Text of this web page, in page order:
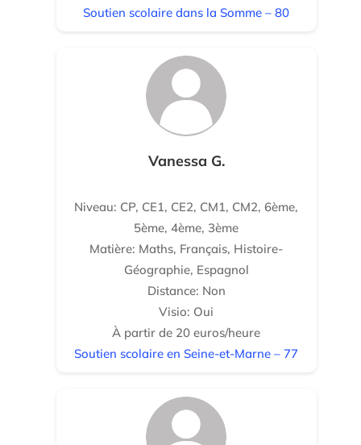
Soutien scolaire dans la Somme – 80
Vanessa G.
Niveau: CP, CE1, CE2, CM1, CM2, 6ème,
5ème, 4ème, 3ème
Matière: Maths, Français, Histoire-
Géographie, Espagnol
Distance: Non
Visio: Oui
À partir de 20 euros/heure
Soutien scolaire en Seine-et-Marne – 77